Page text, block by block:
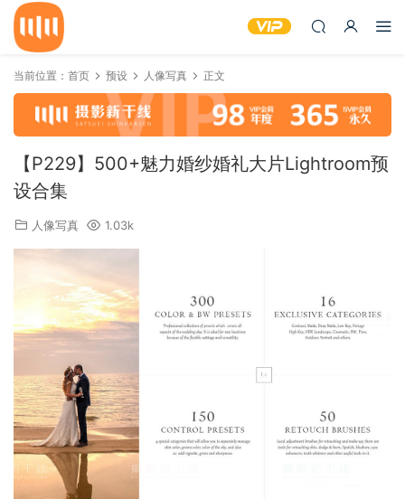
当前位置： 首页 预设 人像写真 正文
【P229】500+魅力婚纱婚礼大片Lightroom预
设合集
人像写真 1.03k